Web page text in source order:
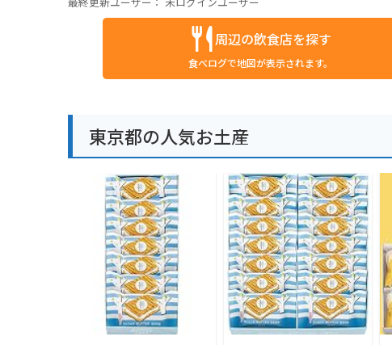
周辺の飲食店を探す
食べログで地図が表示されます。
東京都の人気お土産